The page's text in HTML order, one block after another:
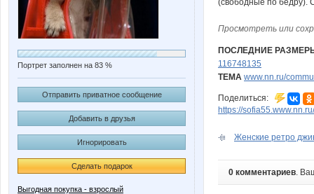
Портрет заполнен на 83 %
Отправить приватное сообщение
Добавить в друзья
Игнорировать
Сделать подарок
Выгодная покупка - взрослый
Просмотреть или
ПОСЛЕДНИЕ
116748135
ТЕМА www.nn.ru/
Поделиться:
https://sofia55.www.nn.ru/
Женские ретро
0 комментариев.